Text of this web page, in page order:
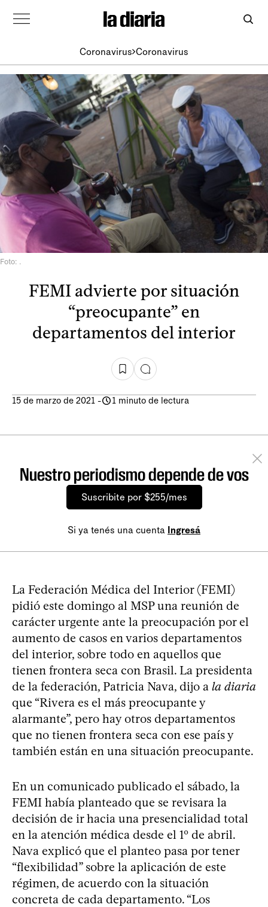
Coronavirus Coronavirus
Foto: .
FEMI advierte por situación
“preocupante” en
departamentos del interior
15 de marzo de 2021 - 1 minuto de lectura
Nuestro periodismo depende de vos
Suscribite por $255/mes
Si ya tenés una cuenta Ingresá
La Federación Médica del Interior (FEMI)
pidió este domingo al MSP una reunión de
carácter urgente ante la preocupación por el
aumento de casos en varios departamentos
del interior, sobre todo en aquellos que
tienen frontera seca con Brasil. La presidenta
de la federación, Patricia Nava, dijo a la diaria
que “Rivera es el más preocupante y
alarmante”, pero hay otros departamentos
que no tienen frontera seca con ese país y
también están en una situación preocupante.
En un comunicado publicado el sábado, la
FEMI había planteado que se revisara la
decisión de ir hacia una presencialidad total
en la atención médica desde el 1º de abril.
Nava explicó que el planteo pasa por tener
“flexibilidad” sobre la aplicación de este
régimen, de acuerdo con la situación
concreta de cada departamento. “Los